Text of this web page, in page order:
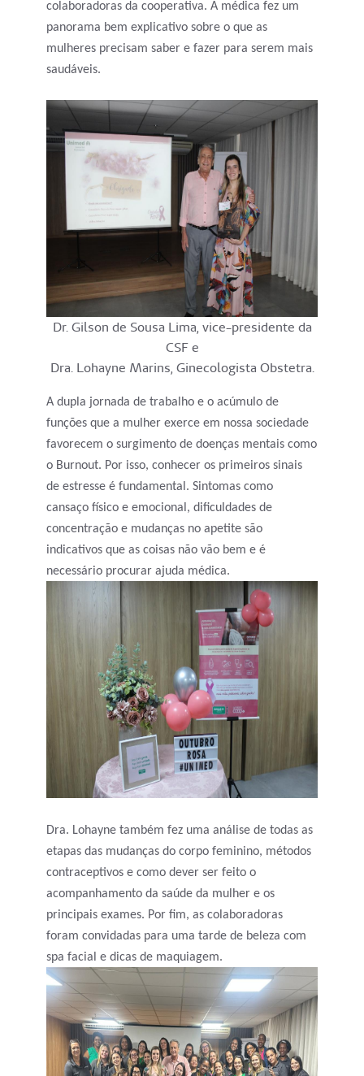
colaboradoras da cooperativa. A médica fez um
panorama bem explicativo sobre o que as
mulheres precisam saber e fazer para serem mais
saudáveis.
Dr. Gilson de Sousa Lima, vice-presidente da
CSF e
Dra. Lohayne Marins, Ginecologista Obstetra.
A dupla jornada de trabalho e o acúmulo de
funções que a mulher exerce em nossa sociedade
favorecem o surgimento de doenças mentais como
o Burnout. Por isso, conhecer os primeiros sinais
de estresse é fundamental. Sintomas como
cansaço físico e emocional, dificuldades de
concentração e mudanças no apetite são
indicativos que as coisas não vão bem e é
necessário procurar ajuda médica.
Dra. Lohayne também fez uma análise de todas as
etapas das mudanças do corpo feminino, métodos
contraceptivos e como dever ser feito o
acompanhamento da saúde da mulher e os
principais exames. Por fim, as colaboradoras
foram convidadas para uma tarde de beleza com
spa facial e dicas de maquiagem.